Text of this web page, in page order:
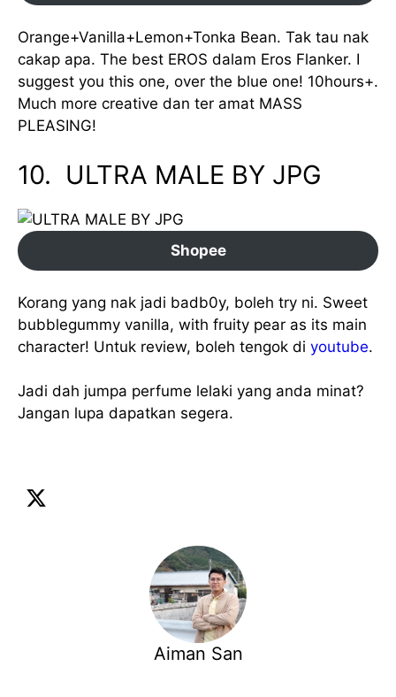
Orange+Vanilla+Lemon+Tonka Bean. Tak tau nak
cakap apa. The best EROS dalam Eros Flanker. I
suggest you this one, over the blue one! 10hours+.
Much more creative dan ter amat MASS
PLEASING!
10. ULTRA MALE BY JPG
Shopee
Korang yang nak jadi badb0y, boleh try ni. Sweet
bubblegummy vanilla, with fruity pear as its main
character! Untuk review, boleh tengok di youtube.
Jadi dah jumpa perfume lelaki yang anda minat?
Jangan lupa dapatkan segera.
Aiman San